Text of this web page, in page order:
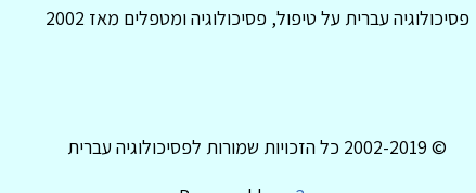
פסיכולוגיה עברית על טיפול, פסיכולוגיה ומטפלים מאז 2002
© 2002-2019 כל הזכויות שמורות לפסיכולוגיה עברית